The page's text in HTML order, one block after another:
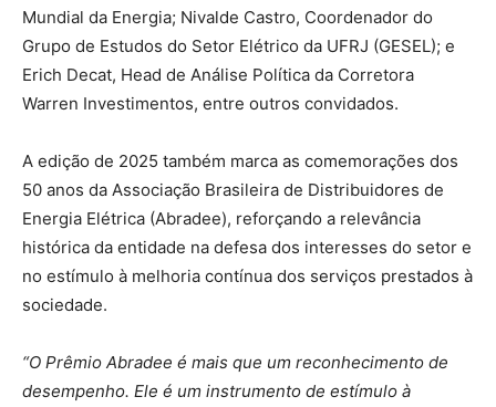
Mundial da Energia; Nivalde Castro, Coordenador do
Grupo de Estudos do Setor Elétrico da UFRJ (GESEL); e
Erich Decat, Head de Análise Política da Corretora
Warren Investimentos, entre outros convidados.
A edição de 2025 também marca as comemorações dos
50 anos da Associação Brasileira de Distribuidores de
Energia Elétrica (Abradee), reforçando a relevância
histórica da entidade na defesa dos interesses do setor e
no estímulo à melhoria contínua dos serviços prestados à
sociedade.
“O Prêmio Abradee é mais que um reconhecimento de
desempenho. Ele é um instrumento de estímulo à